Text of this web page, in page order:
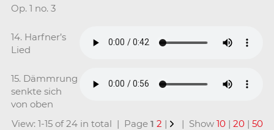
Op. 1 no. 3
14. Harfner’s
Lied
15. Dämmrung
senkte sich
von oben
View: 1-15 of 24 in total | Page1 2 | | Show10 |20 |50